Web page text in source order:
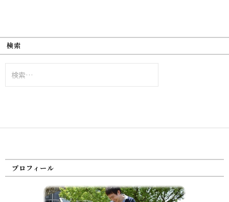
検索
索:
プロフィール